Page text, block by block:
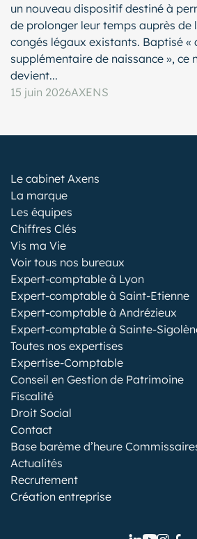
un nouveau dispositif destiné à
de prolonger leur temps auprès de
congés légaux existants. Baptisé «
supplémentaire de naissance », ce
devient...
15 juin 2026AXENS
Le cabinet Axens
La marque
Les équipes
Chiffres Clés
Vis ma Vie
Voir tous nos bureaux
Expert-comptable à Lyon
Expert-comptable à Saint-Etienne
Expert-comptable à Andrézieux
Expert-comptable à Sainte-
Toutes nos expertises
Expertise-Comptable
Conseil en Gestion de Patrimoine
Fiscalité
Droit Social
Contact
Base barème d’heure
Actualités
Recrutement
Création entreprise